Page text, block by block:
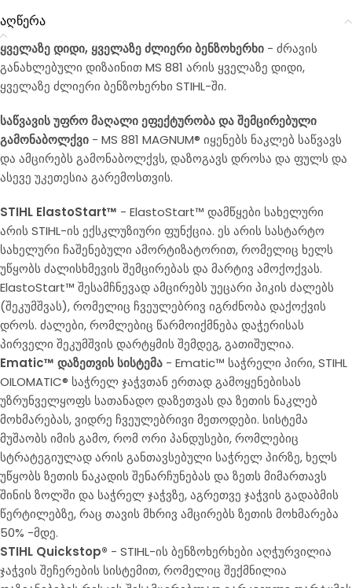
აღწერა
ყველაზე დიდი, ყველაზე ძლიერი ბენზოხერხი - ძრავის
განახლებული დიზაინით MS 881 არის ყველაზე დიდი,
ყველაზე ძლიერი ბენზოხერხი STIHL-ში.
საწვავის უფრო მაღალი ეფექტურობა და შემცირებული
გამონაბოლქვი - MS 881 MAGNUM® იყენებს ნაკლებ საწვავს
და ამცირებს გამონაბოლქვს, დაზოგავს დროსა და ფულს და
ასევე უკეთესია გარემოსთვის.
STIHL ElastoStart™ - ElastoStart™ დამწყები სახელური
არის STIHL-ის ექსკლუზიური ფუნქცია. ეს არის სასტარტო
სახელური ჩაშენებული ამორტიზატორით, რომელიც ხელს
უწყობს ძალისხმევის შემცირებას და მარტივ ამოქოქვას.
ElastoStart™ შესამჩნევად ამცირებს უეცარი პიკის ძალებს
(შეკუმშვას), რომელიც ჩვეულებრივ იგრძნობა დაქოქვის
დროს. ძალები, რომლებიც წარმოიქმნება დაჭერისას
პირველი შეკუმშვის დარტყმის შემდეგ, გათიშულია.
Ematic™ დაზეთვის სისტემა - Ematic™ საჭრელი პირი, STIHL
OILOMATIC® საჭრელ ჯაჭვთან ერთად გამოყენებისას
უზრუნველყოფს სათანადო დაზეთვას და ზეთის ნაკლებ
მოხმარებას, ვიდრე ჩვეულებრივი მეთოდები. სისტემა
მუშაობს იმის გამო, რომ ორი პანდუსები, რომლებიც
სტრატეგიულად არის განთავსებული საჭრელ პირზე, ხელს
უწყობს ზეთის ნაკადის შენარჩუნებას და ზეთს მიმართავს
შინის ზოლში და საჭრელ ჯაჭვზე, აგრეთვე ჯაჭვის გადაბმის
წერტილებზე, რაც თავის მხრივ ამცირებს ზეთის მოხმარება
50% -მდე.
STIHL Quickstop® - STIHL-ის ბენზოხერხები აღჭურვილია
ჯაჭვის შეჩერების სისტემით, რომელიც შექმნილია